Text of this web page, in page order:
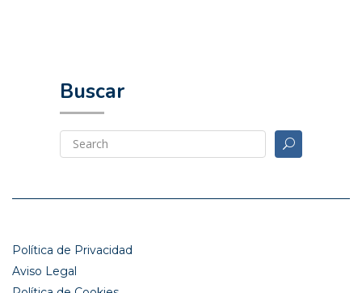
Buscar
Política de Privacidad
Aviso Legal